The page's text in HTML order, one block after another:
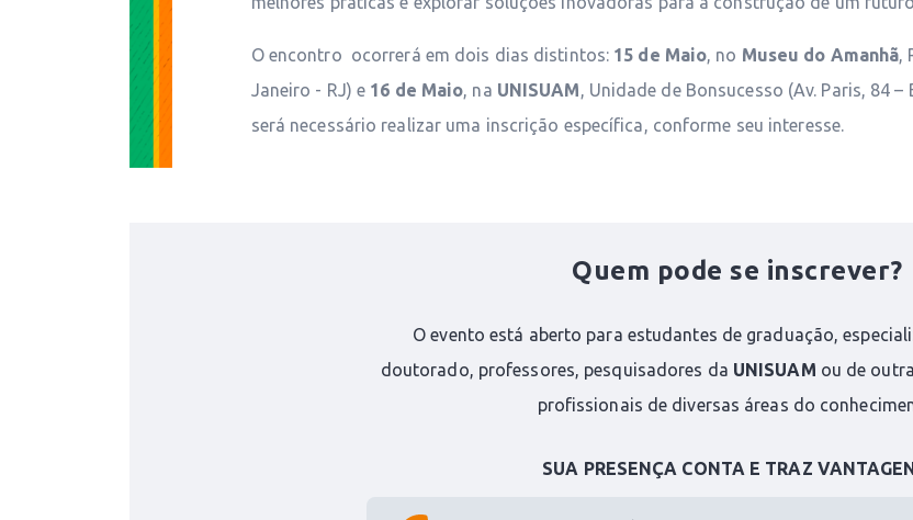
O encontro ocorrerá em dois dias distintos: 15 de Maio, no Museu do Amanhã,
Janeiro - RJ) e 16 de Maio, na UNISUAM, Unidade de Bonsucesso (Av. Paris, 84
será necessário realizar uma inscrição específica, conforme seu interesse.
Quem pode se inscrever?
O evento está aberto para estudantes de graduação,
doutorado, professores, pesquisadores da UNISUAM ou de
profissionais de diversas áreas do
SUA PRESENÇA CONTA E TRAZ